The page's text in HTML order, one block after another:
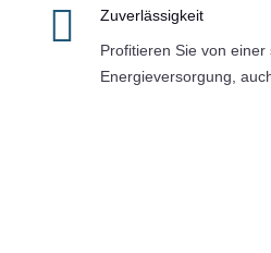

Zuverlässigkeit
Profitieren Sie von einer
Energieversorgung,